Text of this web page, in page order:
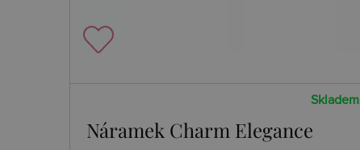
Skladem
Náramek Charm Elegance